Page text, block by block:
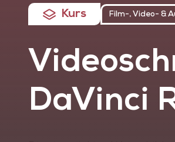
Kurs Film-, Video- &
DaVinci